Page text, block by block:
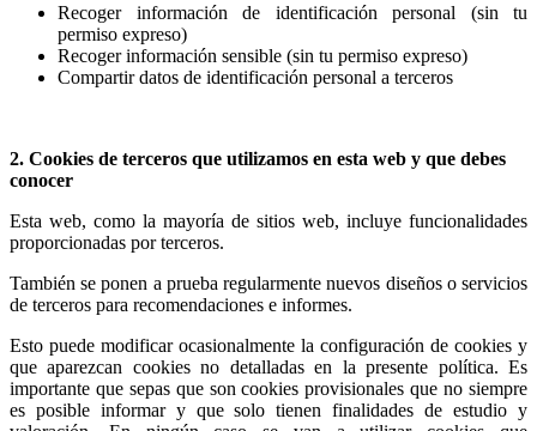
Recoger información de identificación personal (sin tu
permiso expreso)
Recoger información sensible (sin tu permiso expreso)
Compartir datos de identificación personal a terceros
2. Cookies de terceros que utilizamos en esta web y que debes
conocer
Esta web, como la mayoría de sitios web, incluye funcionalidades
proporcionadas por terceros.
También se ponen a prueba regularmente nuevos diseños o servicios
de terceros para recomendaciones e informes.
Esto puede modificar ocasionalmente la configuración de cookies y
que aparezcan cookies no detalladas en la presente política. Es
importante que sepas que son cookies provisionales que no siempre
es posible informar y que solo tienen finalidades de estudio y